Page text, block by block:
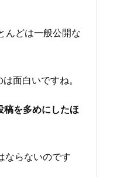
んどは一般公開な
は面白いですね。
を多めにしたほ
ならないのです